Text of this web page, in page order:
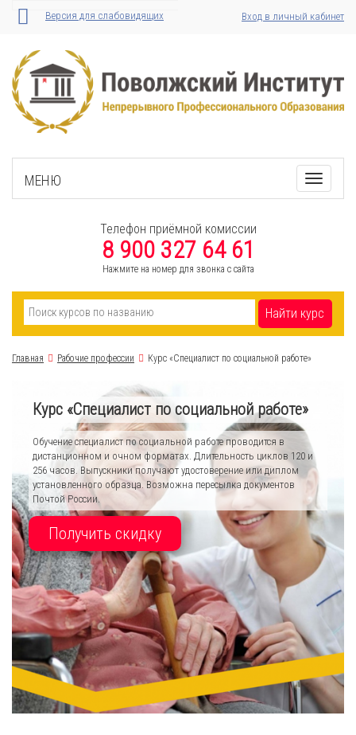
Версия для слабовидящих Вход в личный кабинет
МЕНЮ
Toggle
Телефон приёмной комиссии
8 900 327 64 61
Нажмите на номер для звонка с сайта
Найти курс
Главная Рабочие профессии Курс «Специалист по социальной работе»
Курс «Специалист по социальной работе»
Обучение специалист по социальной работе проводится в
дистанционном и очном форматах. Длительность циклов 120 и
256 часов. Выпускники получают удостоверение или диплом
установленного образца. Возможна пересылка документов
Почтой России.
Получить скидку